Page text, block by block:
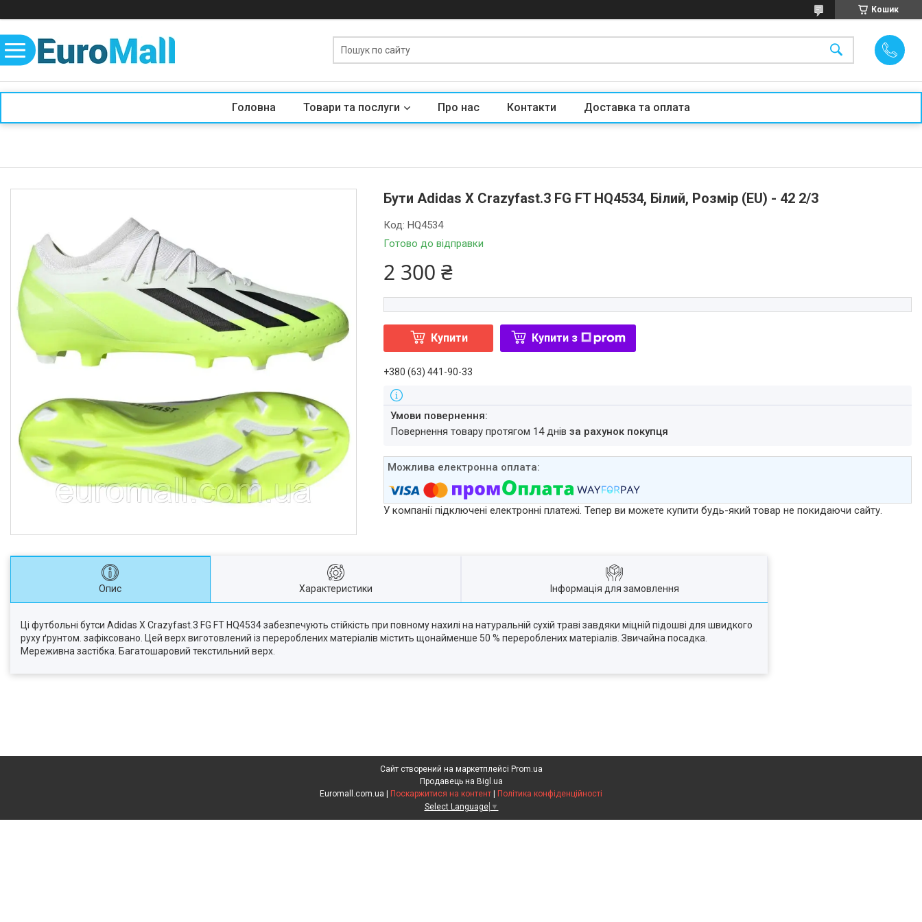
Кошик
Головна Товари та послуги Про нас Контакти Доставка та оплата
Бути Adidas X Crazyfast.3 FG FT HQ4534, Білий, Розмір (EU) - 42 2/3
Готово до відправки
Код:HQ4534
2 300 ₴
Купити Купити з
+380 (63) 441-90-33
повернення товару протягом 14 днівза рахунок покупця
У компанії підключені електронні платежі. Тепер ви можете купити будь-який товар не покидаючи сайту.
Опис Характеристики Інформація для замовлення
Ці футбольні бутси Adidas X Crazyfast.3 FG FT HQ4534 забезпечують стійкість при повному нахилі на натуральній сухій траві завдяки міцній підошві для швидкого
руху ґрунтом. зафіксовано. Цей верх виготовлений із перероблених матеріалів містить щонайменше 50 % перероблених матеріалів. Звичайна посадка.
Мереживна застібка. Багатошаровий текстильний верх.
Сайт створений на маркетплейсі Prom.ua
Продавець на Bigl.ua
Поскаржитися на контент
Політика конфіденційності
Select Language ▼